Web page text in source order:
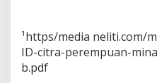
¹https/media neliti.com/
ID-citra-perempuan-
b.pdf